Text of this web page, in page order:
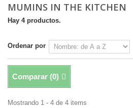
MUMINS IN THE KITCHEN
Hay 4 productos.
Ordenar por
Comparar (0)
Mostrando 1 - 4 de 4 items